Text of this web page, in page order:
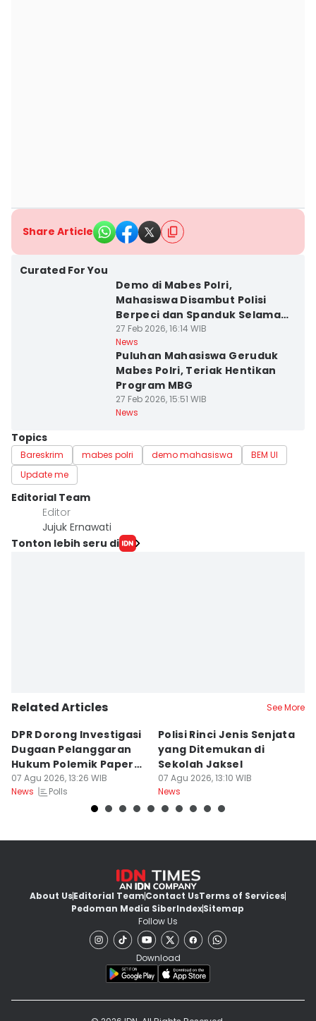
Share Article
Curated For You
Demo di Mabes Polri,
Mahasiswa Disambut Polisi
Berpeci dan Spanduk Selamat
Datang
27 Feb 2026, 16:14 WIB
News
Puluhan Mahasiswa Geruduk
Mabes Polri, Teriak Hentikan
Program MBG
27 Feb 2026, 15:51 WIB
News
Topics
Bareskrim mabes polri demo mahasiswa
BEM UI
Update me
Editorial Team
Editor
Jujuk Ernawati
Tonton lebih seru di
Related Articles See More
DPR Dorong Investigasi
Dugaan Pelanggaran
Hukum Polemik Paper
MBG
07 Agu 2026, 13:26 WIB
News
Polls
Polisi Rinci Jenis Senjata
yang Ditemukan di
Sekolah Jaksel
07 Agu 2026, 13:10 WIB
News
About UsEditorial TeamContact UsTerms of Services
Pedoman Media SiberIndexSitemap
Follow Us
Download